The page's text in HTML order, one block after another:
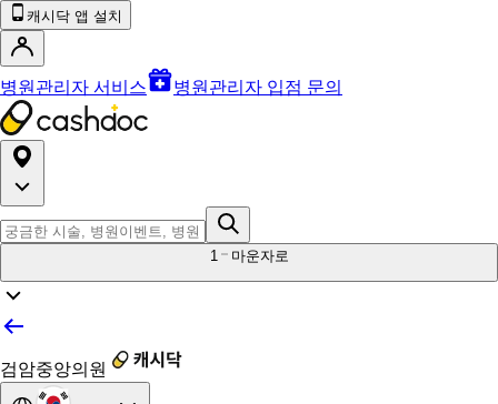
캐시닥 앱 설치
병원관리자 서비스 병원관리자 입점 문의
1 마운자로
검암중앙의원